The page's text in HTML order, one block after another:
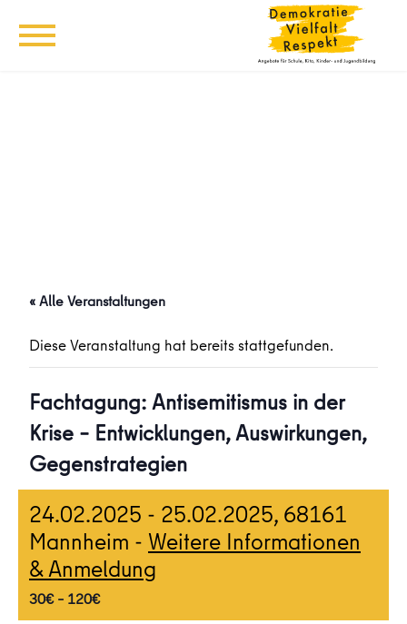
« Alle Veranstaltungen
Diese Veranstaltung hat bereits stattgefunden.
Fachtagung: Antisemitismus in der
Krise – Entwicklungen, Auswirkungen,
Gegenstrategien
24.02.2025 - 25.02.2025, 68161
Mannheim - Weitere Informationen
& Anmeldung
30€ – 120€